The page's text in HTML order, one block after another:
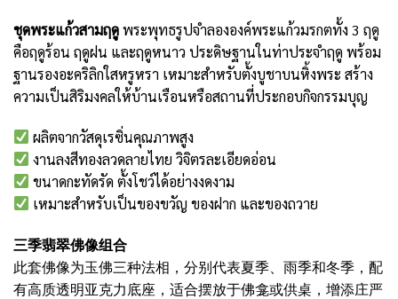
ชุดพระแก้วสามฤดูพระพุทธรูปจำลององค์พระแก้วมรกตทั้ง 3 ฤดู
คือฤดูร้อน ฤดูฝน และฤดูหนาว ประดิษฐานในท่าประจำฤดู พร้อม
ฐานรองอะคริลิกใสหรูหรา เหมาะสำหรับตั้งบูชาบนหิ้งพระ สร้าง
ความเป็นสิริมงคลให้บ้านเรือนหรือสถานที่ประกอบกิจกรรมบุญ
ผลิตจากวัสดุเรซิ่นคุณภาพสูง
งานลงสีทองลวดลายไทย วิจิตรละเอียดอ่อน
ขนาดกะทัดรัด ตั้งโชว์ได้อย่างงดงาม
เหมาะสำหรับเป็นของขวัญ ของฝาก และของถวาย
三季翡翠佛像组合
此套佛像为玉佛三种法相，分别代表夏季、雨季和冬季，配
有高质透明亚克力底座，适合摆放于佛龛或供桌，增添庄严